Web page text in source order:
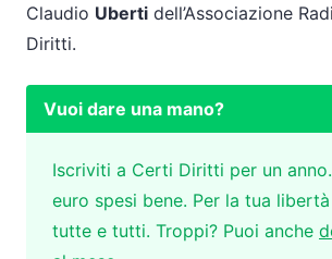
Claudio Uberti dell’Associazione
Diritti.
Vuoi dare una mano?
Iscriviti a Certi Diritti per un
euro spesi bene. Per la tua
tutte e tutti. Troppi? Puoi anche